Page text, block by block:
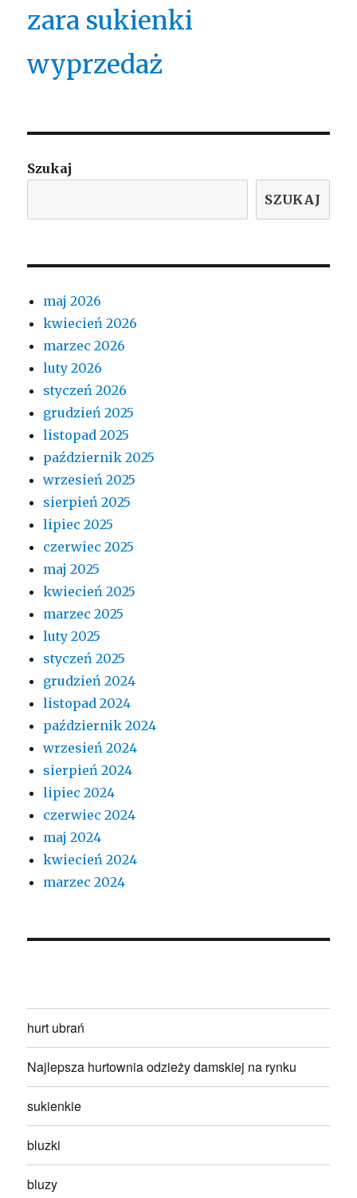
zara sukienki
wyprzedaż
Szukaj
SZUKAJ
maj 2026
kwiecień 2026
marzec 2026
luty 2026
styczeń 2026
grudzień 2025
listopad 2025
październik 2025
wrzesień 2025
sierpień 2025
lipiec 2025
czerwiec 2025
maj 2025
kwiecień 2025
marzec 2025
luty 2025
styczeń 2025
grudzień 2024
listopad 2024
październik 2024
wrzesień 2024
sierpień 2024
lipiec 2024
czerwiec 2024
maj 2024
kwiecień 2024
marzec 2024
hurt ubrań
Najlepsza hurtownia odzieży damskiej na rynku
sukienkie
bluzki
bluzy